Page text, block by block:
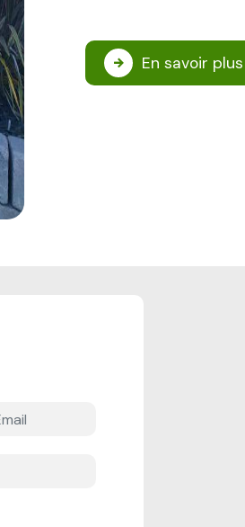
En savoir plus